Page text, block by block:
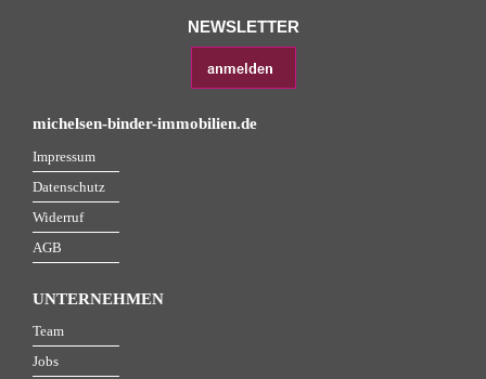
NEWSLETTER
michelsen-binder-immobilien.de
Impressum
Datenschutz
Widerruf
AGB
UNTERNEHMEN
Team
Jobs